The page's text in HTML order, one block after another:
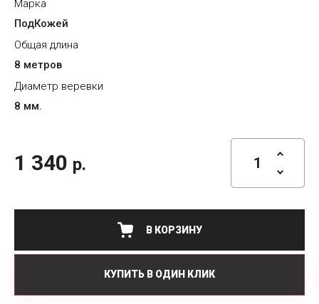
Марка
ПодКожей
Общая длина
8 метров
Диаметр веревки
8 мм.
1 340 р.
В КОРЗИНУ
КУПИТЬ В ОДИН КЛИК